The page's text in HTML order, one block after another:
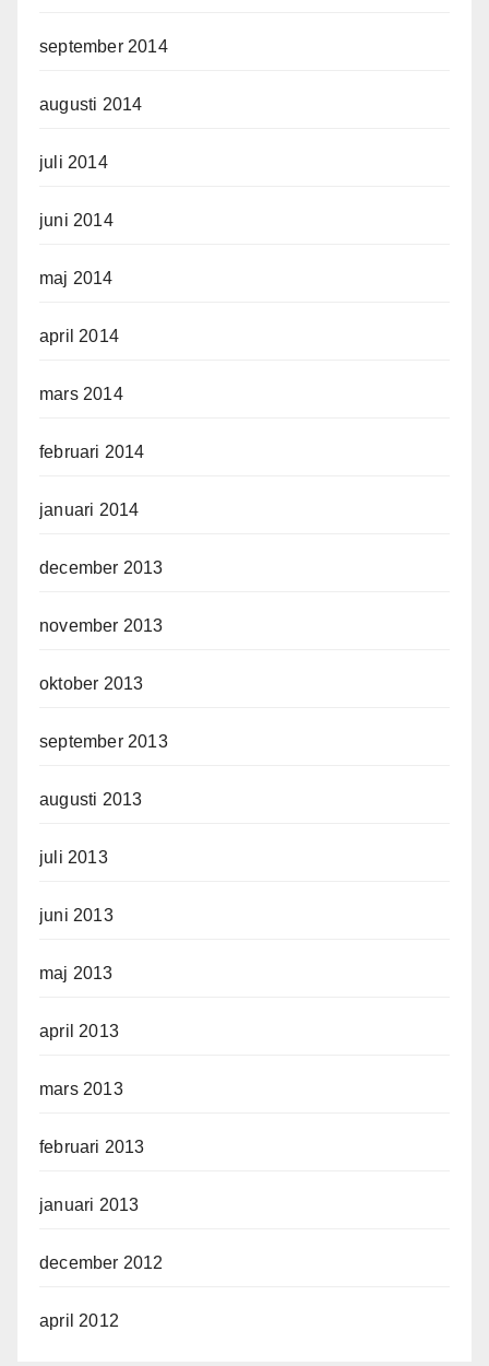
september 2014
augusti 2014
juli 2014
juni 2014
maj 2014
april 2014
mars 2014
februari 2014
januari 2014
december 2013
november 2013
oktober 2013
september 2013
augusti 2013
juli 2013
juni 2013
maj 2013
april 2013
mars 2013
februari 2013
januari 2013
december 2012
april 2012